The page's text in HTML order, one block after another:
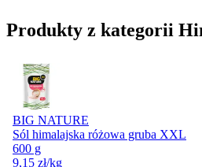
Produkty z kategorii
BIG NATURE
Sól himalajska różowa gruba XXL
600 g
9,15 zł/kg